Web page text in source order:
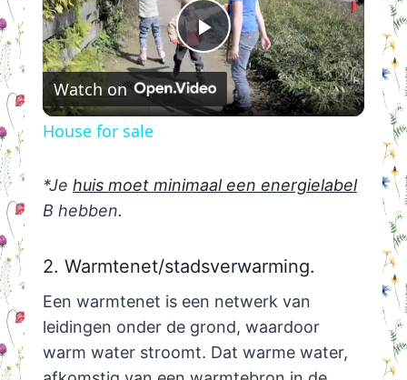
Play
Video
Watch on
House for sale
*Je huis moet minimaal een energielabel
B hebben.
2. Warmtenet/stadsverwarming.
Een warmtenet is een netwerk van
leidingen onder de grond, waardoor
warm water stroomt. Dat warme water,